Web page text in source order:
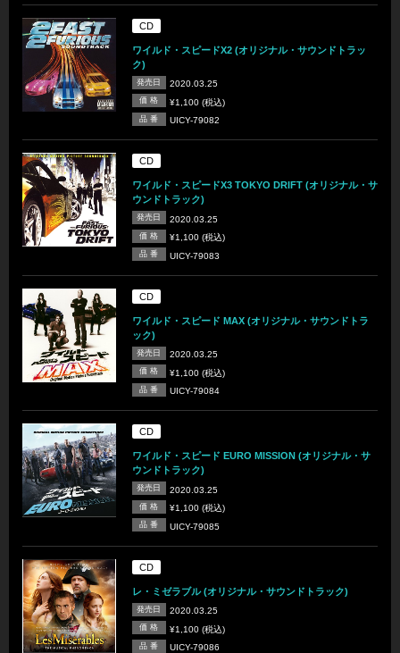
CD
ワイルド・スピードX2 (オリジナル・サウンドトラッ
ク)
発売日 2020.03.25
価 格 ¥1,100 (税込)
品 番 UICY-79082
CD
ワイルド・スピードX3 TOKYO DRIFT (オリジナル・サ
ウンドトラック)
発売日 2020.03.25
価 格 ¥1,100 (税込)
品 番 UICY-79083
CD
ワイルド・スピード MAX (オリジナル・サウンドトラ
ック)
発売日 2020.03.25
価 格 ¥1,100 (税込)
品 番 UICY-79084
CD
ワイルド・スピード EURO MISSION (オリジナル・サ
ウンドトラック)
発売日 2020.03.25
価 格 ¥1,100 (税込)
品 番 UICY-79085
CD
レ・ミゼラブル (オリジナル・サウンドトラック)
発売日 2020.03.25
価 格 ¥1,100 (税込)
品 番 UICY-79086